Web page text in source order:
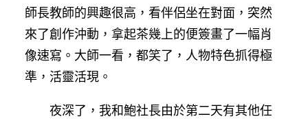
師長教師的興趣很高，看伴侶坐在對面，突然
來了創作沖動，拿起茶幾上的便簽畫了一幅肖
像速寫。大師一看，都笑了，人物特色抓得極
準，活靈活現。
夜深了，我和鮑社長由於第二天有其他任